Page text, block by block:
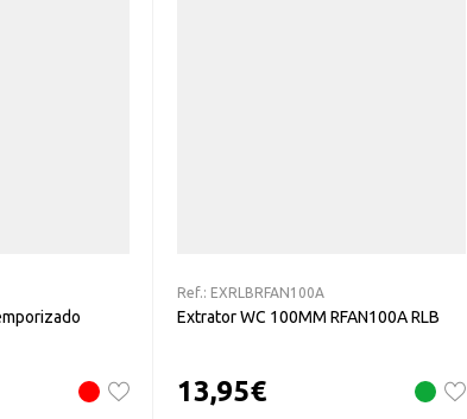
Ref.: EXRLBRFAN100A
Extrator WC 100MM RFAN100A RLB
13,95€